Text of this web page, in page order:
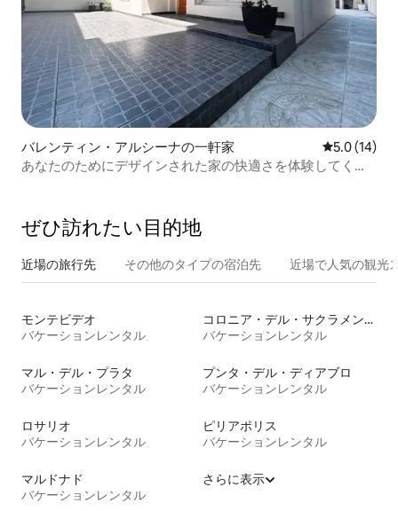
バレンティン・アルシーナの一軒家 レビュー14
5.0 (14)
あなたのためにデザインされた家の快適さを体験してくだ
ぜひ訪⁠れ⁠た⁠い目⁠的⁠地
近場の旅行先 その他のタ⁠イ⁠プ⁠の宿⁠泊⁠先 近場で人気の観光
モンテビデオ
バケーションレンタル
コロニア・デル・サクラメント
バケーションレンタル
マル・デル・プラタ
バケーションレンタル
プンタ・デル・ディアブロ
バケーションレンタル
ロサリオ
バケーションレンタル
ピリアポリス
バケーションレンタル
マルドナド
バケーションレンタル
さらに表示